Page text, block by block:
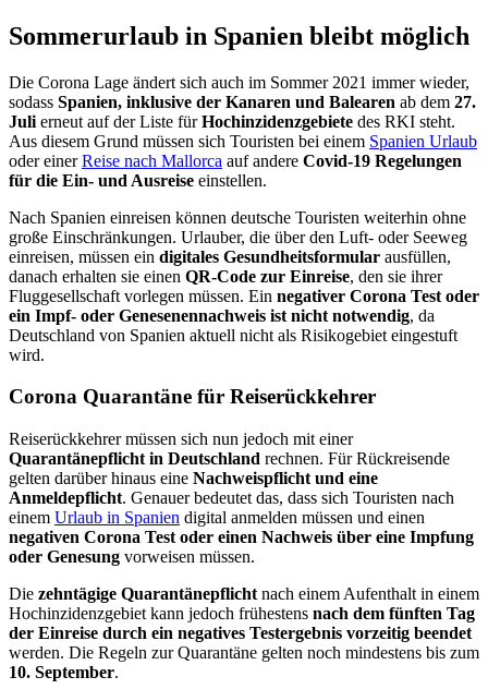
Sommerurlaub in Spanien bleibt möglich
Die Corona Lage ändert sich auch im Sommer 2021 immer wieder,
sodass Spanien, inklusive der Kanaren und Balearen ab dem 27.
Juli erneut auf der Liste fürHochinzidenzgebiete des RKI steht.
Aus diesem Grund müssen sich Touristen bei einem Spanien Urlaub
oder einerReise nach Mallorca auf andere Covid-19 Regelungen
für die Ein- und Ausreise einstellen.
Nach Spanien einreisen können deutsche Touristen weiterhin ohne
große Einschränkungen. Urlauber, die über den Luft- oder Seeweg
einreisen, müssen ein digitales Gesundheitsformular ausfüllen,
danach erhalten sie einen QR-Code zur Einreise, den sie ihrer
Fluggesellschaft vorlegen müssen. Ein negativer Corona Test oder
ein Impf- oder Genesenennachweis ist nicht notwendig, da
Deutschland von Spanien aktuell nicht als Risikogebiet eingestuft
wird.
Corona Quarantäne für Reiserückkehrer
Reiserückkehrer müssen sich nun jedoch mit einer
Quarantänepflicht in Deutschland rechnen. Für Rückreisende
gelten darüber hinaus eine Nachweispflicht und eine
Anmeldepflicht. Genauer bedeutet das, dass sich Touristen nach
einem Urlaub in Spanien digital anmelden müssen und einen
negativen Corona Test oder einen Nachweis über eine Impfung
oder Genesung vorweisen müssen.
Die zehntägige Quarantänepflicht nach einem Aufenthalt in einem
Hochinzidenzgebiet kann jedoch frühestens nach dem fünften Tag
der Einreise durch ein negatives Testergebnis vorzeitig beendet
werden. Die Regeln zur Quarantäne gelten noch mindestens bis zum
10. September.